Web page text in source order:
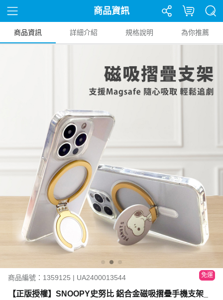
商品資訊
商品資訊 詳細介紹 規格說明 為你推薦
商品編號：1359125 | UA2400013544 免運
【正版授權】SNOOPY史努比 鋁合金磁吸摺疊手機支架_